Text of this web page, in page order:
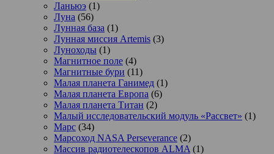
Ланьюэ (1)
Луна (56)
Лунная база (1)
Лунная миссия Artemis (3)
Луноходы (1)
Магнитное поле (4)
Магнитные бури (11)
Малая планета Ганимед (1)
Малая планета Европа (6)
Малая планета Титан (2)
Малый исследовательский модуль «Рассвет» (1)
Марс (34)
Марсоход NASA Perseverance (2)
Массив радиотелескопов ALMA (1)